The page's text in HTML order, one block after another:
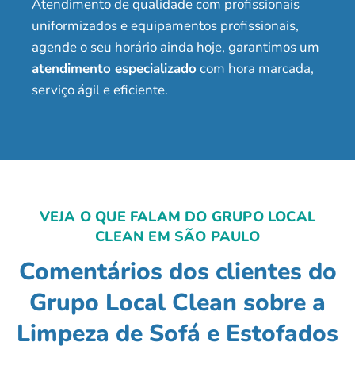
Atendimento de qualidade com profissionais
uniformizados e equipamentos profissionais,
agende o seu horário ainda hoje, garantimos um
atendimento especializado com hora marcada,
serviço ágil e eficiente.
VEJA O QUE FALAM DO GRUPO LOCAL
CLEAN EM SÃO PAULO
Comentários dos clientes do
Grupo Local Clean sobre a
Limpeza de Sofá e Estofados